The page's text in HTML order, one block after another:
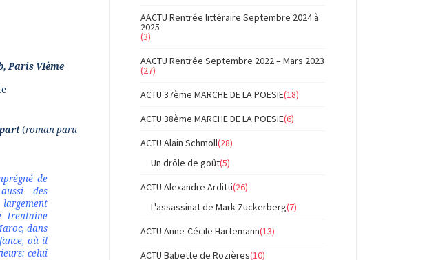
Paris VIème
(roman paru
de
des
trentaine
dans
où il
celui
AACTU Rentrée littéraire Septembre 2024 à
2025
(3)
AACTU Rentrée Septembre 2022 – Mars 2023
(27)
ACTU 37ème MARCHE DE LA POESIE(18)
ACTU 38ème MARCHE DE LA POESIE(6)
ACTU Alain Schmoll(28)
Un drôle de goût(5)
ACTU Alexandre Arditti(26)
L'assassinat de Mark Zuckerberg(7)
ACTU Anne-Cécile Hartemann(13)
ACTU Babette de Rozières(10)